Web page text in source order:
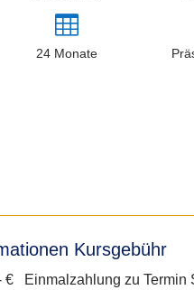

24 Monate
Kursgebühr
€ Einmalzahlung zu Termin